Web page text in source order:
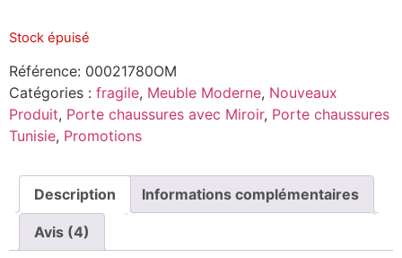
Stock épuisé
Référence: 00021780OM
Catégories : fragile, Meuble Moderne, Nouveaux
Produit, Porte chaussures avec Miroir, Porte chaussures
Tunisie, Promotions
Description Informations complémentaires
Avis (4)